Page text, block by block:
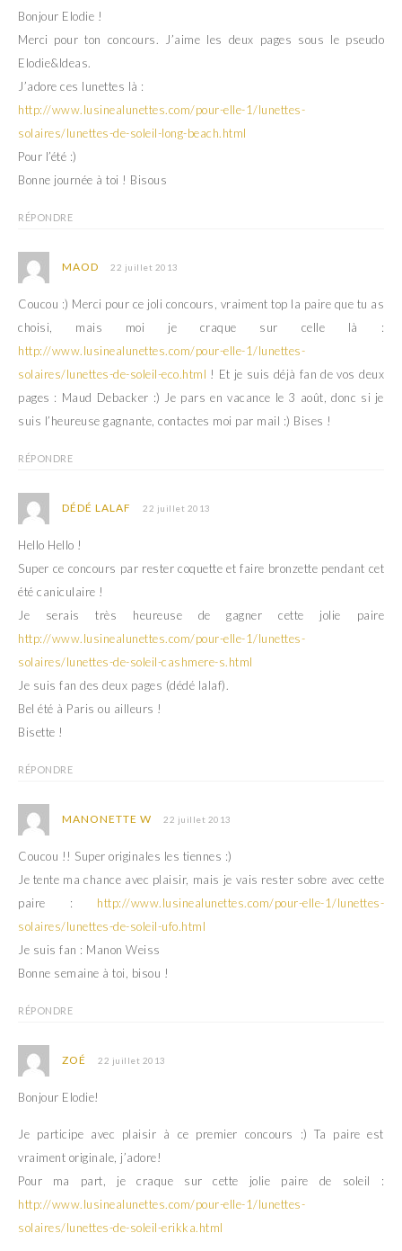
Bonjour Elodie !
Merci pour ton concours. J’aime les deux pages sous le pseudo
Elodie&Ideas.
J’adore ces lunettes là :
http://www.lusinealunettes.com/pour-elle-1/lunettes-
solaires/lunettes-de-soleil-long-beach.html
Pour l’été :)
Bonne journée à toi ! Bisous
RÉPONDRE
MAOD 22 juillet 2013
Coucou :) Merci pour ce joli concours, vraiment top la paire que tu as
choisi, mais moi je craque sur celle là :
http://www.lusinealunettes.com/pour-elle-1/lunettes-
solaires/lunettes-de-soleil-eco.html ! Et je suis déjà fan de vos deux
pages : Maud Debacker :) Je pars en vacance le 3 août, donc si je
suis l’heureuse gagnante, contactes moi par mail :) Bises !
RÉPONDRE
DÉDÉ LALAF 22 juillet 2013
Hello Hello !
Super ce concours par rester coquette et faire bronzette pendant cet
été caniculaire !
Je serais très heureuse de gagner cette jolie paire
http://www.lusinealunettes.com/pour-elle-1/lunettes-
solaires/lunettes-de-soleil-cashmere-s.html
Je suis fan des deux pages (dédé lalaf).
Bel été à Paris ou ailleurs !
Bisette !
RÉPONDRE
MANONETTE W 22 juillet 2013
Coucou !! Super originales les tiennes :)
Je tente ma chance avec plaisir, mais je vais rester sobre avec cette
paire : http://www.lusinealunettes.com/pour-elle-1/lunettes-
solaires/lunettes-de-soleil-ufo.html
Je suis fan : Manon Weiss
Bonne semaine à toi, bisou !
RÉPONDRE
ZOÉ 22 juillet 2013
Bonjour Elodie!
Je participe avec plaisir à ce premier concours :) Ta paire est
vraiment originale, j’adore!
Pour ma part, je craque sur cette jolie paire de soleil :
http://www.lusinealunettes.com/pour-elle-1/lunettes-
solaires/lunettes-de-soleil-erikka.html